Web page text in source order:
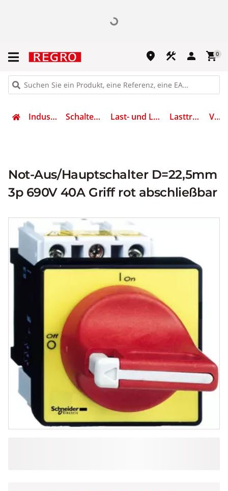
place construction person shopping_cart0
Industrietechnik Schalten & Schützen Last- und Lasttrennschalter Lasttrennschalter VCD2
Not-Aus/Hauptschalter D=22,5mm
3p 690V 40A Griff rot abschließbar